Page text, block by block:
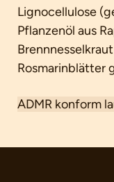
Lignocellulose
Pflanzenöl aus
Rosmarinblätter
ADMR konform